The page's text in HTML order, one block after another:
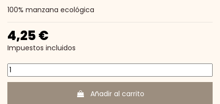
100% manzana ecológica
4,25 €
Impuestos incluidos
Añadir al carrito